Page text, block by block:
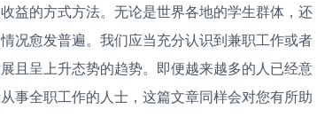
益的方式方法。无论是世界各地的学生群体，还
况愈发普遍。我们应当充分认识到兼职工作或者
且呈上升态势的趋势。即便越来越多的人已经意
事全职工作的人士，这篇文章同样会对您有所助